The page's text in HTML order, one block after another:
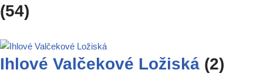
(54)
Ihlové Valčekové Ložiská (2)